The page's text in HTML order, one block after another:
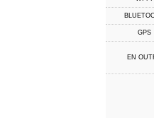
GPS
EN